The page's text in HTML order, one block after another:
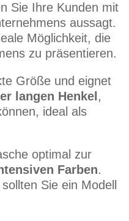
Sie Ihre Kunden mit
aussagt.
Möglichkeit, die
zu präsentieren.
Größe und eignet
langen Henkel ,
ideal als
optimal zur
Farben.
Sie ein Modell